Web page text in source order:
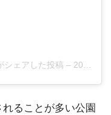
シェアした投稿 – 2017年 6月月3日午後5時30分PDT
ることが多い公園